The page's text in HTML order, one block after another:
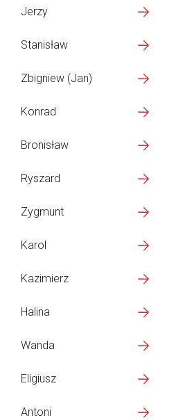
Jerzy
Stanisław
Zbigniew (Jan)
Konrad
Bronisław
Ryszard
Zygmunt
Karol
Kazimierz
Halina
Wanda
Eligiusz
Antoni